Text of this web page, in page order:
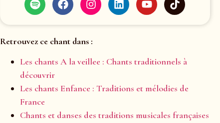
Retrouvez ce chant dans :
Les chants A la veillee : Chants traditionnels à
découvrir
Les chants Enfance : Traditions et mélodies de
France
Chants et danses des traditions musicales françaises